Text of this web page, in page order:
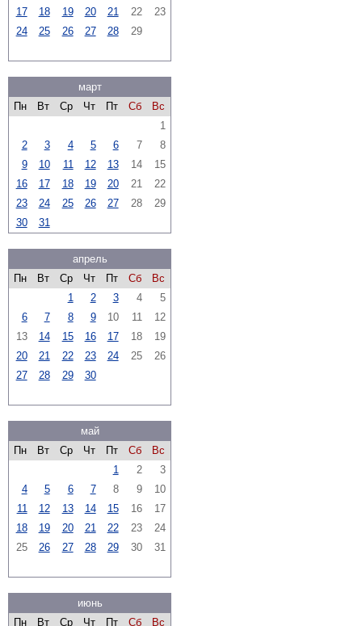
17
18 19 20 21 22
23
24
25 26 27 28 29
март
Пн
Вт Ср Чт Пт Сб
Вс
1
2
3 4 5 6 7
8
9
10 11 12 13 14
15
16
17 18 19 20 21
22
23
24 25 26 27 28
29
30
31
апрель
Пн
Вт Ср Чт Пт Сб
Вс
1
2 3 4
5
6
7 8 9 10 11
12
13
14 15 16 17 18
19
20
21 22 23 24 25
26
27
28 29 30
май
Пн
Вт Ср Чт Пт Сб
Вс
1
2
3
4
5 6 7 8 9
10
11
12 13 14 15 16
17
18
19 20 21 22 23
24
25
26 27 28 29 30 31
июнь
Пн
Вт Ср Чт Пт Сб
Вс